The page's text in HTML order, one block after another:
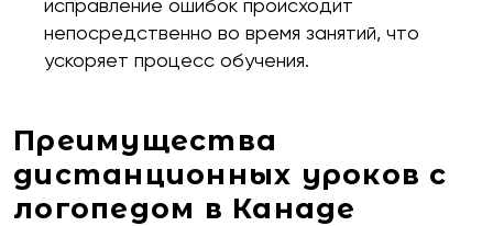
исправление ошибок происходит
непосредственно во время занятий, что
ускоряет процесс обучения.
Преимущества
дистанционных уроков с
логопедом в Канаде